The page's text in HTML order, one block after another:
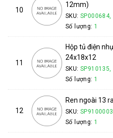
10
12mm)
SKU: SP000684,
Số lượng: 1
11
Hộp tủ điện
24x18x12
SKU: SP910135,
Số lượng: 1
12
Ren ngoài 13
SKU:
Số lượng: 1